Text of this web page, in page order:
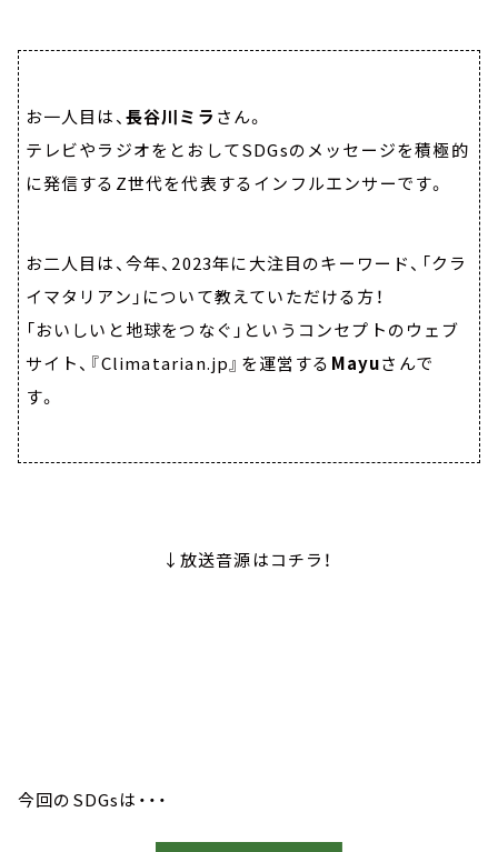
お一人目は、 長谷川ミラ さん。
テレビやラジオをとおしてSDGsのメッセージを積極的
に発信するZ世代を代表するインフルエンサーです。
お二人目は、今年、2023年に大注目のキーワード、「クラ
イマタリアン」について教えていただける方！
「おいしいと地球をつなぐ」というコンセプトのウェブ
サイト、『Climatarian.jp』を運営する Mayuさんで
す。
↓放送音源はコチラ！
今回のSDGsは・・・